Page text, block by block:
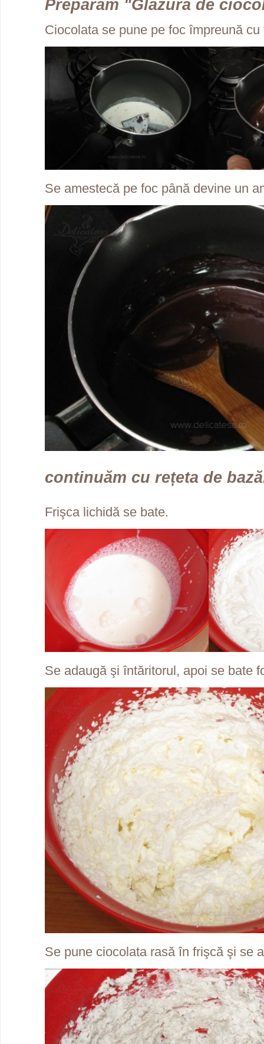
Preparăm "Glazură de
Ciocolata se pune pe foc împreună cu
Se amestecă pe foc până devine un
continuăm cu rețeta de
Frişca lichidă se bate.
Se adaugă şi întăritorul, apoi se bate
Se pune ciocolata rasă în frişcă şi se